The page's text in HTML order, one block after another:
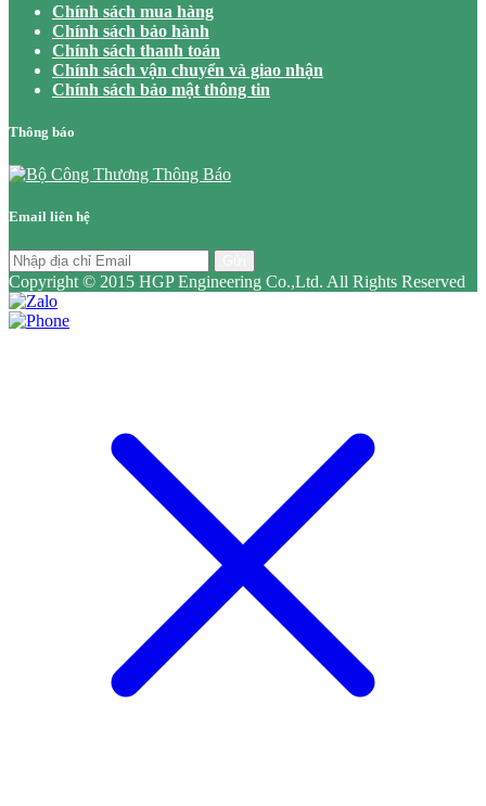
Chính sách mua hàng
Chính sách bảo hành
Chính sách thanh toán
Chính sách vận chuyển và giao nhận
Chính sách bảo mật thông tin
Thông báo
Email liên hệ
Copyright © 2015 HGP Engineering Co.,Ltd. All Rights Reserved